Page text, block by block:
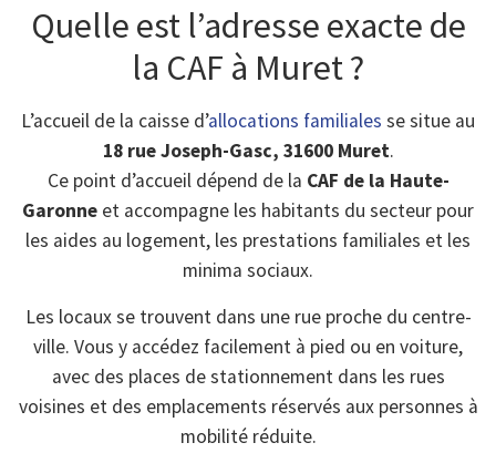
Quelle est l’adresse exacte de
la CAF à Muret ?
L’accueil de la caisse d’allocations familiales se situe au
18 rue Joseph-Gasc, 31600 Muret.
Ce point d’accueil dépend de la CAF de la Haute-
Garonne et accompagne les habitants du secteur pour
les aides au logement, les prestations familiales et les
minima sociaux.
Les locaux se trouvent dans une rue proche du centre-
ville. Vous y accédez facilement à pied ou en voiture,
avec des places de stationnement dans les rues
voisines et des emplacements réservés aux personnes à
mobilité réduite.